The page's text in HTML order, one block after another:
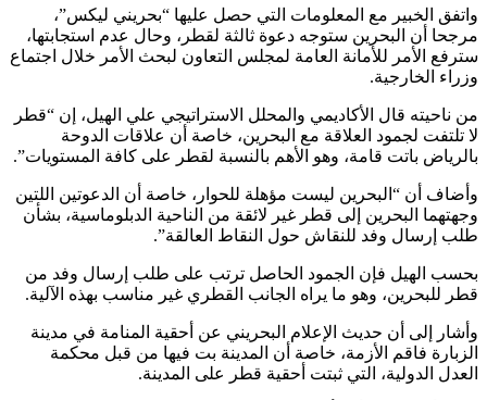
واتفق الخبير مع المعلومات التي حصل عليها “بحريني ليكس”،
مرجحا أن البحرين ستوجه دعوة ثالثة لقطر، وحال عدم استجابتها،
سترفع الأمر للأمانة العامة لمجلس التعاون لبحث الأمر خلال اجتماع
وزراء الخارجية.
من ناحيته قال الأكاديمي والمحلل الاستراتيجي علي الهيل، إن “قطر
لا تلتفت لجمود العلاقة مع البحرين، خاصة أن علاقات الدوحة
بالرياض باتت قامة، وهو الأهم بالنسبة لقطر على كافة المستويات”.
وأضاف أن “البحرين ليست مؤهلة للحوار، خاصة أن الدعوتين اللتين
وجهتهما البحرين إلى قطر غير لائقة من الناحية الدبلوماسية، بشأن
طلب إرسال وفد للنقاش حول النقاط العالقة”.
بحسب الهيل فإن الجمود الحاصل ترتب على طلب إرسال وفد من
قطر للبحرين، وهو ما يراه الجانب القطري غير مناسب بهذه الآلية.
وأشار إلى أن حديث الإعلام البحريني عن أحقية المنامة في مدينة
الزبارة فاقم الأزمة، خاصة أن المدينة بت فيها من قبل محكمة
العدل الدولية، التي ثبتت أحقية قطر على المدينة.